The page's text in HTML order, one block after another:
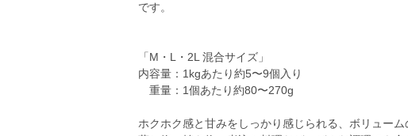
です。
「M・L・2L 混合サイズ」
内容量：1kgあたり約5〜9個入り
重量：1個あたり約80〜270g
ホクホク感と甘みをしっかり感じられる、ボリューム